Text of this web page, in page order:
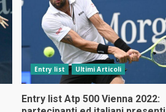
Entry list Ultimi Articoli
Entry list Atp 500 Vienna 2022: